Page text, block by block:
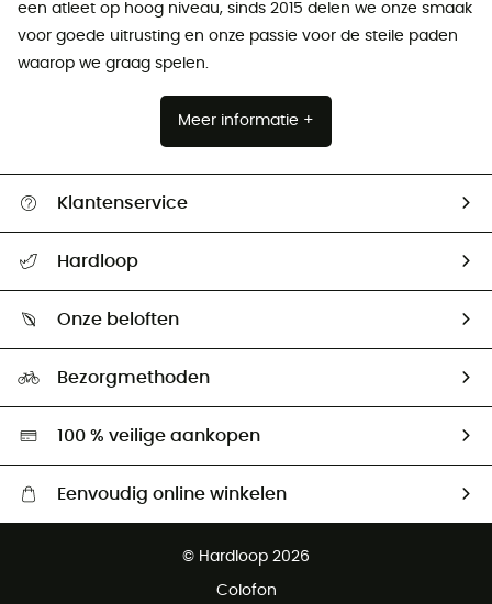
een atleet op hoog niveau, sinds 2015 delen we onze smaak
voor goede uitrusting en onze passie voor de steile paden
waarop we graag spelen.
Meer informatie +
Klantenservice
Mijn zending volgen
Retourzendingen & Terugbetalingen
Hardloop
Onze beloften
Bezorgmethoden
100 % veilige aankopen
Eenvoudig online winkelen
Gratis retourneren binnen 100 dagen
© Hardloop 2026
Colofon